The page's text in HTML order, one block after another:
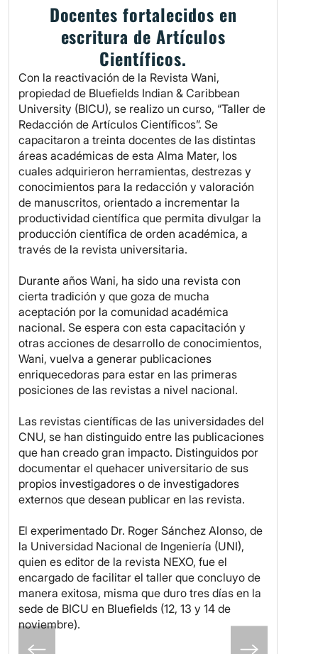
Docentes fortalecidos en
escritura de Artículos
Científicos.
Con la reactivación de la Revista Wani,
propiedad de Bluefields Indian & Caribbean
University (BICU), se realizo un curso, “Taller de
Redacción de Artículos Científicos”. Se
capacitaron a treinta docentes de las distintas
áreas académicas de esta Alma Mater, los
cuales adquirieron herramientas, destrezas y
conocimientos para la redacción y valoración
de manuscritos, orientado a incrementar la
productividad científica que permita divulgar la
producción científica de orden académica, a
través de la revista universitaria.
Durante años Wani, ha sido una revista con
cierta tradición y que goza de mucha
aceptación por la comunidad académica
nacional. Se espera con esta capacitación y
otras acciones de desarrollo de conocimientos,
Wani, vuelva a generar publicaciones
enriquecedoras para estar en las primeras
posiciones de las revistas a nivel nacional.
Las revistas científicas de las universidades del
CNU, se han distinguido entre las publicaciones
que han creado gran impacto. Distinguidos por
documentar el quehacer universitario de sus
propios investigadores o de investigadores
externos que desean publicar en las revista.
El experimentado Dr. Roger Sánchez Alonso, de
la Universidad Nacional de Ingeniería (UNI),
quien es editor de la revista NEXO, fue el
encargado de facilitar el taller que concluyo de
manera exitosa, misma que duro tres días en la
sede de BICU en Bluefields (12, 13 y 14 de
noviembre).